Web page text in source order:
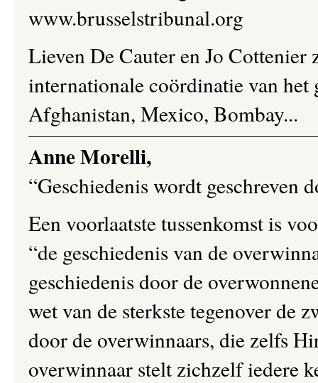
www.brusselstribunal.org
Lieven De Cauter en Jo Cottenier
internationale coördinatie van het
Afghanistan, Mexico, Bombay...
Anne Morelli,
“Geschiedenis wordt geschreven
Een voorlaatste tussenkomst is
“de geschiedenis van de
geschiedenis door de
wet van de sterkste tegenover de
door de overwinnaars, die zelfs
overwinnaar stelt zichzelf iedere